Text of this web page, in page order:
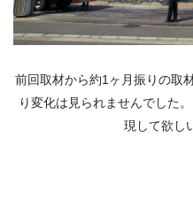
前回取材から約1ヶ月振りの取
り変化は見られませんでした
現して欲し